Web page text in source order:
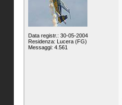
Data registr.: 30-05-2004
Residenza: Lucera (FG)
Messaggi: 4.561